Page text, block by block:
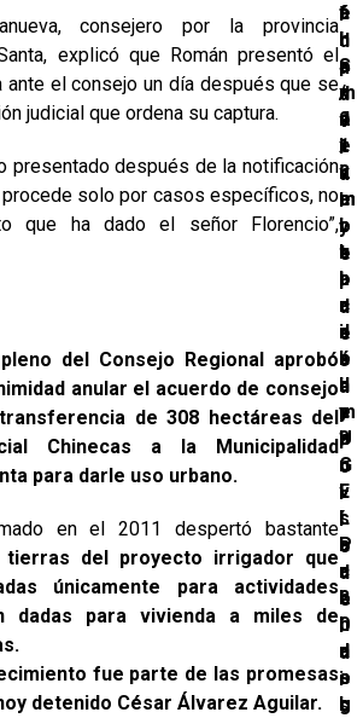
consejero por la provincia
explicó que Román presentó el
ante el consejo un día después que se
judicial que ordena su captura.
presentado después de la notificación
solo por casos específicos, no
que ha dado el señor Florencio”,
del Consejo Regional aprobó
anular el acuerdo de consejo
de 308 hectáreas del
Chinecas a la Municipalidad
para darle uso urbano.
en el 2011 despertó bastante
tierras del proyecto irrigador que
únicamente para actividades
dadas para vivienda a miles de
fue parte de las promesas
detenido César Álvarez Aguilar.
i
d
a
d
v
i
a
l
y
e
l
d
e
s
a
r
r
o
l
l
o
d
e
l
d
i
s
a
l
e
x
d
i
r
e
c
t
o
r
d
e
l
a
U
G
E
L
P
a
l
l
a
s
c
e
l
p
r
ó
x
i
m
o
a
l
c
a
l
d
e
?
f
i
r
m
a
e
v
a
l
u
a
c
i
ó
n
y
e
n
v
í
a
c
o
n
d
o
l
á
n
S
/
2
1
2
m
i
l
p
a
r
a
i
m
p
u
l
s
a
r
2
0
n
e
g